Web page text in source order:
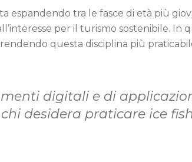
espandendo tra le fasce di età più
per il turismo sostenibile. In
questa disciplina più
digitali e di
desidera praticare ice